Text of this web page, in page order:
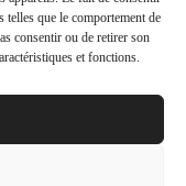
telles que le comportement de
consentir ou de retirer son
et fonctions.
Hoarau –